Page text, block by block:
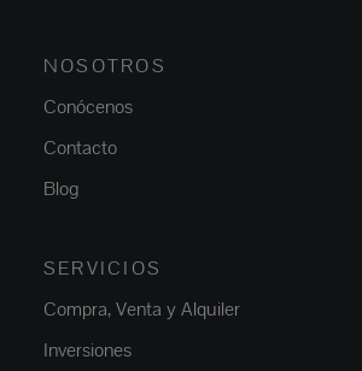
NOSOTROS
Conócenos
Contacto
Blog
SERVICIOS
Compra, Venta y Alquiler
Inversiones